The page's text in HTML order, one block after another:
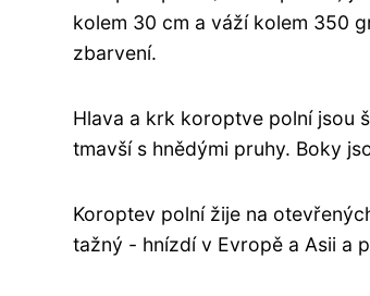
kolem 30 cm a váží kolem 350
zbarvení.
Hlava a krk koroptve polní jsou
tmavší s hnědými pruhy. Boky
Koroptev polní žije na
tažný - hnízdí v Evropě a Asii a